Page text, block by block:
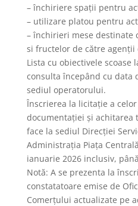
– închiriere spații pentru
– utilizare platou pentru
– închirieri mese destinate
si fructelor de către agenții
Lista cu obiectivele scoase
consulta începând cu data
sediul operatorului.
Înscrierea la licitaţie a
documentaţiei şi achitarea
face la sediul Direcției
Administrația Piața
ianuarie 2026 inclusiv,
Notă: A se prezenta la
constatatoare emise de
Comerțului actualizate pe